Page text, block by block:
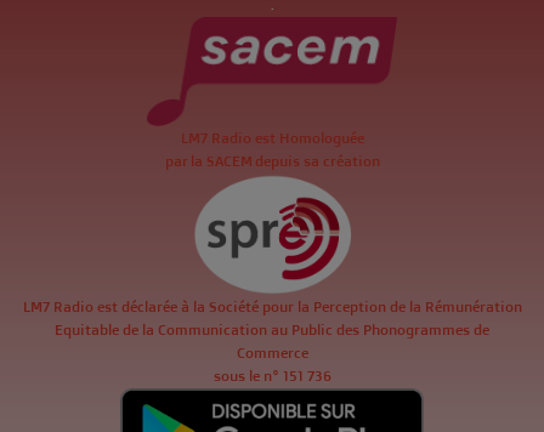
LM7 Radio est Homologuée
par la SACEM depuis sa création
LM7 Radio est déclarée à la Société pour la Perception de la Rémunération
Equitable de la Communication au Public des Phonogrammes de
Commerce
sous le n° 151 736